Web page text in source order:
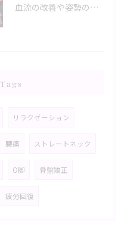
血流の改善や姿勢の調整が、日々の健康を支える鍵。
Tags
リラクゼーション
腰痛 ストレートネック
O脚 骨盤矯正
疲労回復